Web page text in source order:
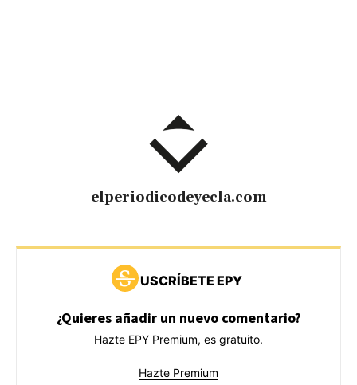
elperiodicodeyecla.com
USCRÍBETE EPY
¿Quieres añadir un nuevo comentario?
Hazte EPY Premium, es gratuito.
Hazte Premium